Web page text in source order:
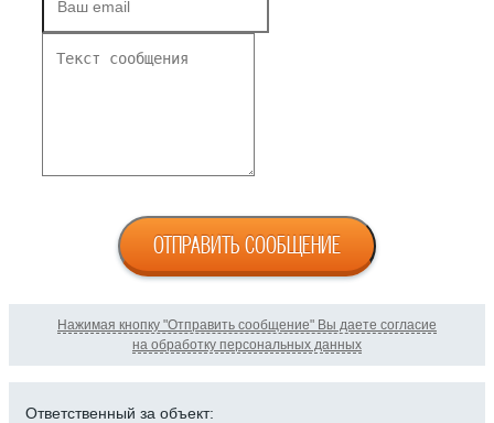
ОТПРАВИТЬ СООБЩЕНИЕ
Нажимая кнопку "Отправить сообщение" Вы даете согласие
на обработку персональных данных
Ответственный за объект: